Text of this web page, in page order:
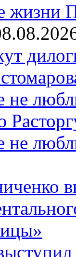
жизни
не